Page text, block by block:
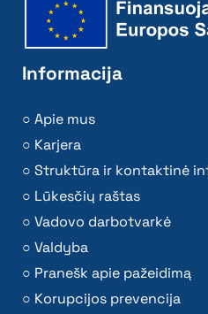
Informacija
Apie mus
Karjera
Struktūra ir kontaktinė
Lūkesčių raštas
Vadovo darbotvarkė
Valdyba
Pranešk apie pažeidimą
Korupcijos prevencija